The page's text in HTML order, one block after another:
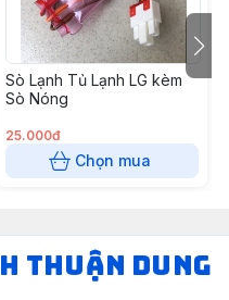
Sò Lạnh Tủ Lạnh LG kèm
Sò Nóng
25.000đ
Chọn mua
THUẬN DUNG